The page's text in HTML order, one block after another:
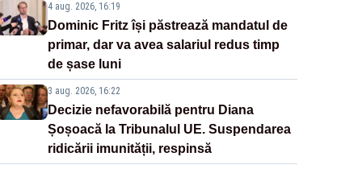
4 aug. 2026, 16:19
Dominic Fritz își păstrează mandatul de
primar, dar va avea salariul redus timp
de șase luni
3 aug. 2026, 16:22
Decizie nefavorabilă pentru Diana
Șoșoacă la Tribunalul UE. Suspendarea
ridicării imunității, respinsă